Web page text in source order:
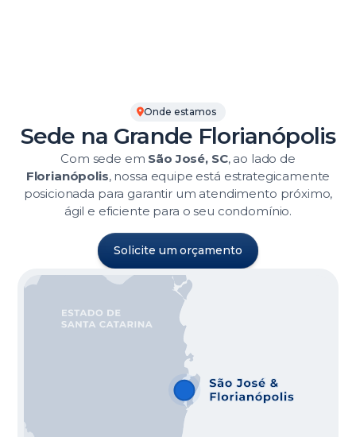
Onde estamos
Sede na Grande Florianópolis
Com sede em São José, SC, ao lado de
Florianópolis, nossa equipe está estrategicamente
posicionada para garantir um atendimento próximo,
ágil e eficiente para o seu condomínio.
Solicite um orçamento